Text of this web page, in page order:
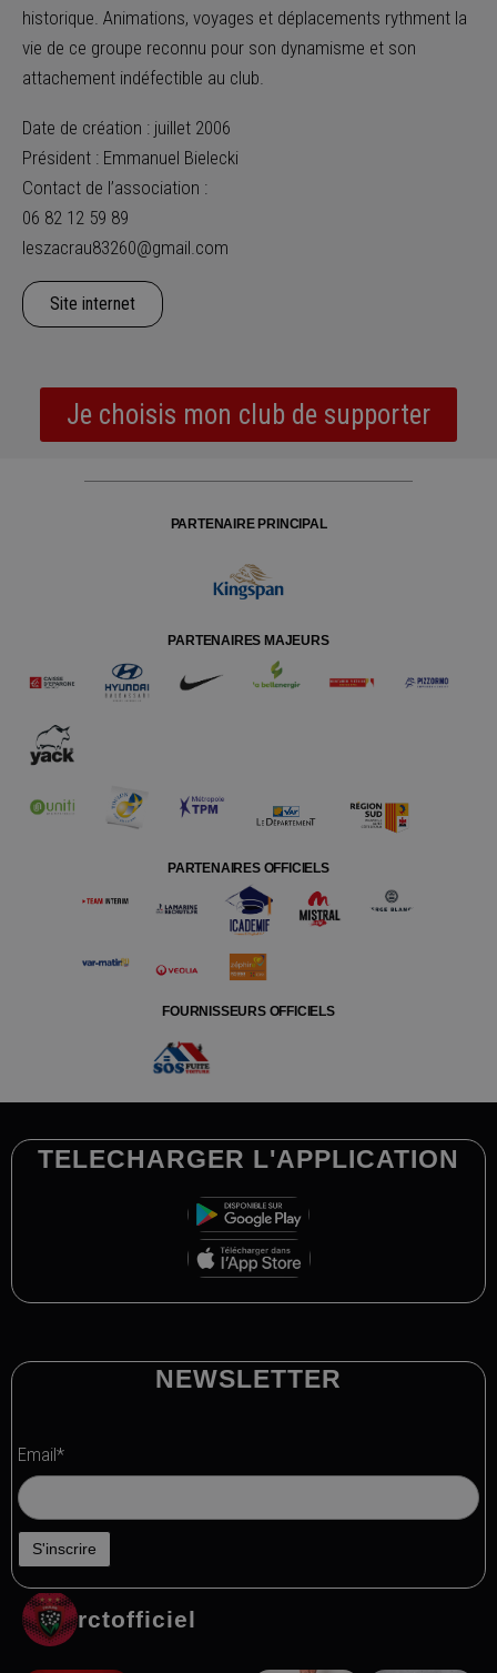
historique. Animations, voyages et déplacements rythment la
vie de ce groupe reconnu pour son dynamisme et son
attachement indéfectible au club.
Date de création : juillet 2006
Président : Emmanuel Bielecki
Contact de l’association :
06 82 12 59 89
leszacrau83260@gmail.com
Site internet
Je choisis mon club de supporter
PARTENAIRE PRINCIPAL
PARTENAIRES MAJEURS
PARTENAIRES OFFICIELS
FOURNISSEURS OFFICIELS
TELECHARGER L'APPLICATION
NEWSLETTER
Email*
rctofficiel